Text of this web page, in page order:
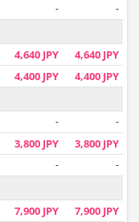
-
-
4,640 JPY 4,640 JPY
4,400 JPY 4,400 JPY
-
-
3,800 JPY 3,800 JPY
-
-
7,900 JPY 7,900 JPY